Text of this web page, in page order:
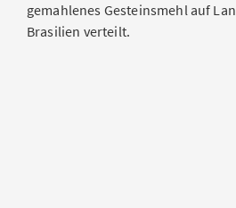
gemahlenes Gesteinsmehl auf
Brasilien verteilt.